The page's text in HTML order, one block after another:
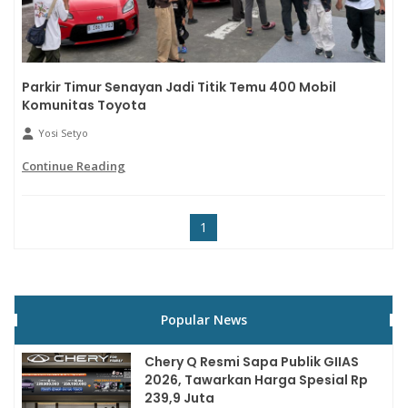
Parkir Timur Senayan Jadi Titik Temu 400 Mobil
Komunitas Toyota
Yosi Setyo
Continue Reading
1
Popular News
Chery Q Resmi Sapa Publik GIIAS
2026, Tawarkan Harga Spesial Rp
239,9 Juta